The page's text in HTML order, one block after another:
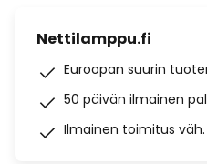
Nettilamppu.fi
Euroopan suurin
50 päivän ilmainen
Ilmainen toimitus